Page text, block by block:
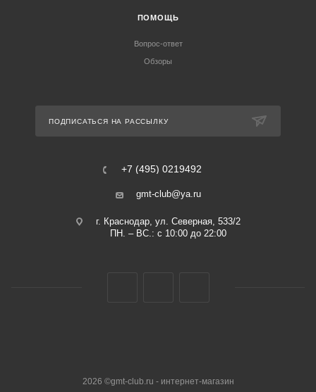
ПОМОЩЬ
Вопрос-ответ
Обзоры
ПОДПИСАТЬСЯ НА РАССЫЛКУ
+7 (495) 0219492
gmt-club@ya.ru
г. Краснодар, ул. Северная, 533/2
ПН. – ВС.: с 10:00 до 22:00
2026 ©gmt-club.ru - интернет-магазин